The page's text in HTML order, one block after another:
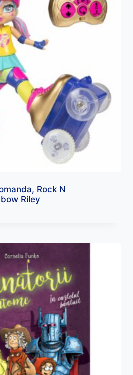
Rock N
Riley